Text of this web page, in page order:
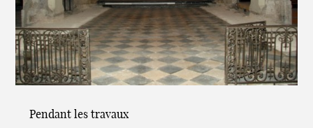
Pendant les travaux